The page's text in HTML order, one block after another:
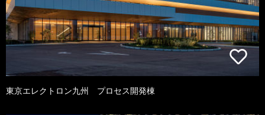
東京エレクトロン九州 プロセス開発棟